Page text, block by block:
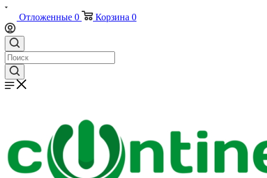
Отложенные 0 Корзина 0